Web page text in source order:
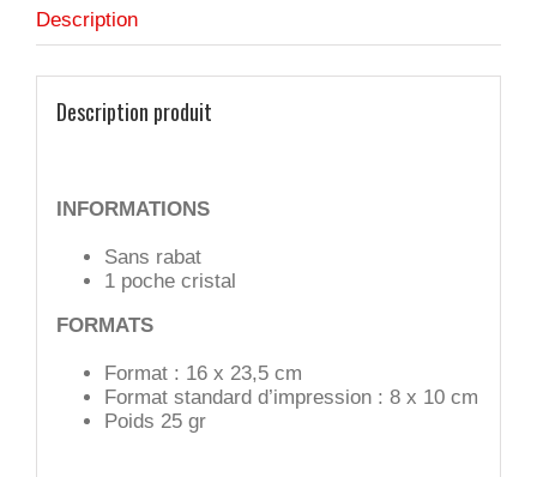
Description
Description produit
INFORMATIONS
Sans rabat
1 poche cristal
FORMATS
Format : 16 x 23,5 cm
Format standard d’impression : 8 x 10 cm
Poids 25 gr